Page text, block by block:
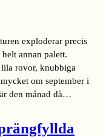
exploderar precis
annan palett.
rovor, knubbiga
om september i
den månad då…